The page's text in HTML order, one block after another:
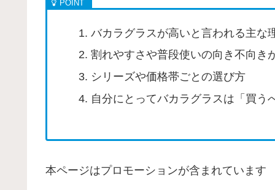
バカラグラスが高いと言われる主な
割れやすさや普段使いの向き不向き
シリーズや価格帯ごとの選び方
自分にとってバカラグラスは「買う
本ページはプロモーションが含まれています